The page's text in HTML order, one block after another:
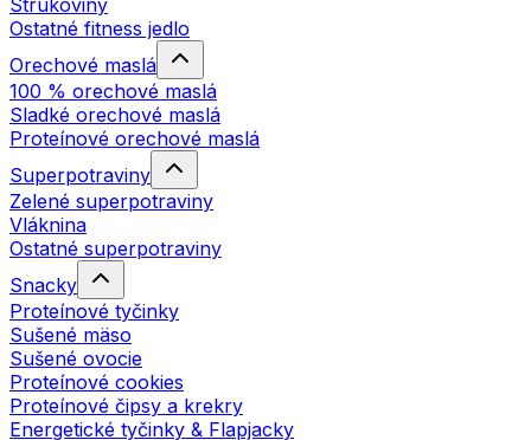
Strukoviny
Ostatné fitness jedlo
Orechové maslá
100 % orechové maslá
Sladké orechové maslá
Proteínové orechové maslá
Superpotraviny
Zelené superpotraviny
Vláknina
Ostatné superpotraviny
Snacky
Proteínové tyčinky
Sušené mäso
Sušené ovocie
Proteínové cookies
Proteínové čipsy a krekry
Energetické tyčinky & Flapjacky